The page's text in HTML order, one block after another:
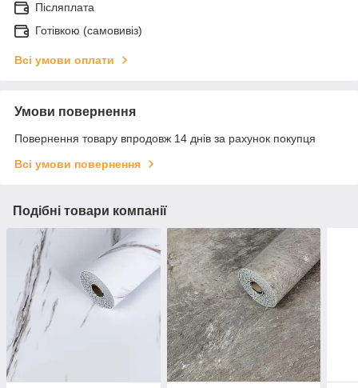
Післяплата
Готівкою (самовивіз)
Всі умови оплати
Умови повернення
Повернення товару впродовж 14 днів за рахунок покупця
Всі умови повернення
Подібні товари компанії